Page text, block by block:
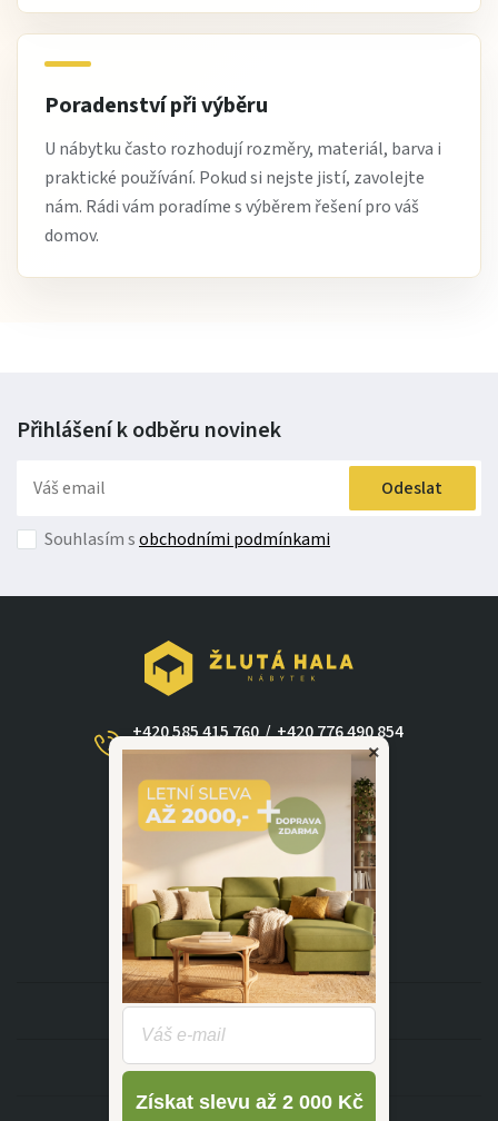
Poradenství při výběru
U nábytku často rozhodují rozměry, materiál, barva i
praktické používání. Pokud si nejste jistí, zavolejte
nám. Rádi vám poradíme s výběrem řešení pro váš
domov.
Přihlášení k odběru novinek
Odeslat
Souhlasím sobchodními podmínkami
+420 585 415 760 / +420 776 490 854
dotazy@zlutahala.cz
KATEGORIE
INFORMACE
×
Získat slevu až 2 000 Kč